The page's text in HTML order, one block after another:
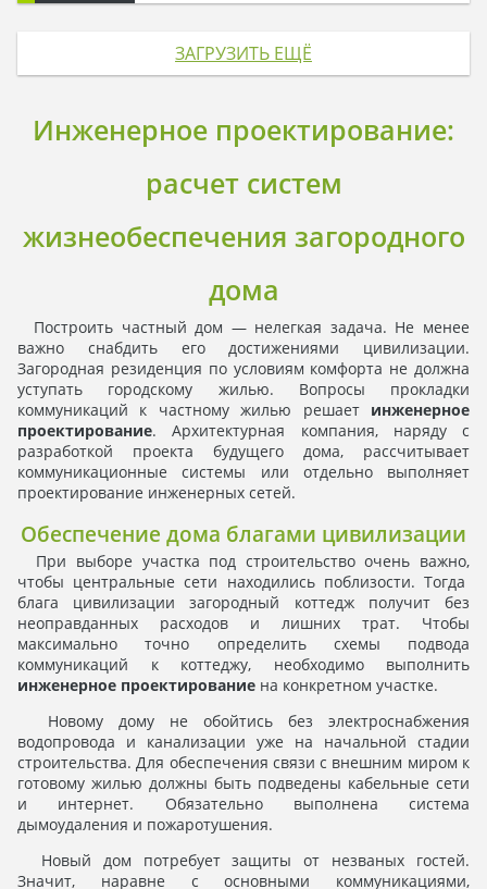
ЗАГРУЗИТЬ ЕЩЁ
Инженерное проектирование:
расчет систем
жизнеобеспечения загородного
дома
Построить частный дом — нелегкая задача. Не менее
важно снабдить его достижениями цивилизации.
Загородная резиденция по условиям комфорта не должна
уступать городскому жилью. Вопросы прокладки
коммуникаций к частному жилью решает инженерное
проектирование. Архитектурная компания, наряду с
разработкой проекта будущего дома, рассчитывает
коммуникационные системы или отдельно выполняет
проектирование инженерных сетей.
Обеспечение дома благами цивилизации
При выборе участка под строительство очень важно,
чтобы центральные сети находились поблизости. Тогда
блага цивилизации загородный коттедж получит без
неоправданных расходов и лишних трат. Чтобы
максимально точно определить схемы подвода
коммуникаций к коттеджу, необходимо выполнить
инженерное проектирование на конкретном участке.
Новому дому не обойтись без электроснабжения
водопровода и канализации уже на начальной стадии
строительства. Для обеспечения связи с внешним миром к
готовому жилью должны быть подведены кабельные сети
и интернет. Обязательно выполнена система
дымоудаления и пожаротушения.
Новый дом потребует защиты от незваных гостей.
Значит, наравне с основными коммуникациями,